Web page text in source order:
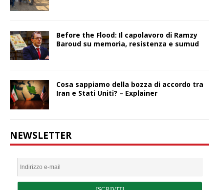
Before the Flood: Il capolavoro di Ramzy
Baroud su memoria, resistenza e sumud
Cosa sappiamo della bozza di accordo tra
Iran e Stati Uniti? – Explainer
NEWSLETTER